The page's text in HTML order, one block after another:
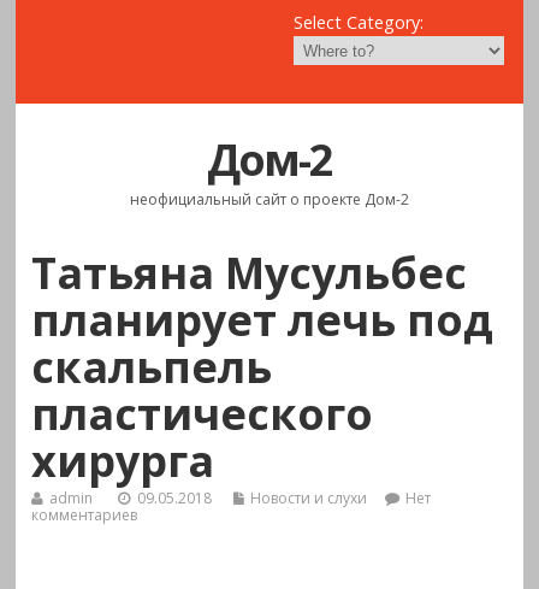
Select Category:
Дом-2
неофициальный сайт о проекте Дом-2
Татьяна Мусульбес
планирует лечь под
скальпель
пластического
хирурга
admin 09.05.2018 Новости и слухи
Нет
комментариев